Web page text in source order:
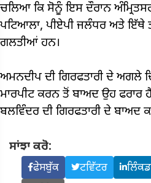
ਚਲਿਆ ਕਿ ਸੋਨੂੰ ਇਸ ਦੌਰਾਨ
ਪਟਿਆਲਾ, ਪੀਏਪੀ ਜਲੰਧਰ ਅਤੇ
ਗਲਤੀਆਂ ਹਨ।
ਅਮਨਦੀਪ ਦੀ ਗਿਰਫਤਾਰੀ ਦੇ ਅਗਲੇ
ਮਾਰਪੀਟ ਕਰਨ ਤੋਂ ਬਾਅਦ ਉਹ ਫਰਾਰ
ਬਲਵਿੰਦਰ ਦੀ ਗਿਰਫਤਾਰੀ ਦੇ ਬਾਅਦ
ਸਾਂਝਾ ਕਰੋ:
ਫੇਸਬੁੱਕ ਟਵਿੱਟਰ